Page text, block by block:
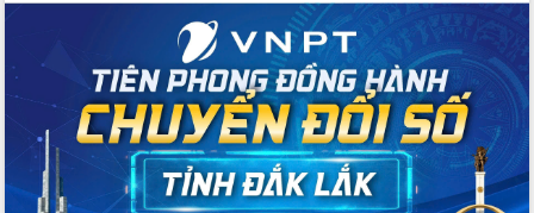
Du lịch Đắk Lắk nâng tầm trải nghiệm
du khách thông qua Hệ thống cơ sở dữ
liệu và Bản đồ số
Tập huấn ứng dụng trí tuệ nhân tạo (AI)
trong thương mại điện tử năm 2026
Đoàn đại biểu Quốc hội tỉnh Đắk Lắk
trao đổi thông tin trước Kỳ họp thứ
nhất, Quốc hội khóa XVI